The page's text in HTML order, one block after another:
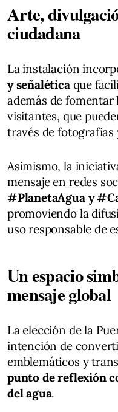
Arte,
ciudadana
La instalación
y señaléticaque
además de
visitantes, que
través de fotografías
Asimismo, la
mensaje en redes
#PlanetaAgua y
promoviendo la
uso responsable de
Un espacio
mensaje global
La elección de la
intención de
emblemáticos y
punto de reflexión
del agua.